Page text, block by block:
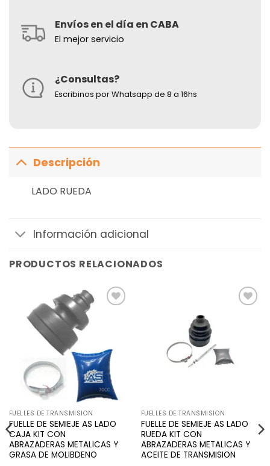
Envíos en el día en CABA
El mejor servicio
¿Consultas?
Escribinos por Whatsapp de 8 a 16hs
Descripción
LADO RUEDA
Información adicional
PRODUCTOS RELACIONADOS
FUELLES DE TRANSMISION
FUELLE DE SEMIEJE AS LADO
CAJA KIT CON
ABRAZADERAS METALICAS Y
GRASA DE MOLIBDENO
FUELLES DE TRANSMISION
FUELLE DE SEMIEJE AS LADO
RUEDA KIT CON
ABRAZADERAS METALICAS Y
ACEITE DE TRANSMISION